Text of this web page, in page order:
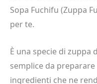
Sopa Fuchifu (Zuppa
per te.
È una specie di zuppa
semplice da
ingredienti che ne